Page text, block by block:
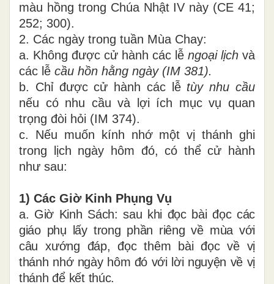
màu hồng trong Chúa Nhật IV này (CE 41;
252; 300).
2. Các ngày trong tuần Mùa Chay:
a. Không được cử hành các lễ ngoại lịch và
các lễ cầu hồn hằng ngày (IM 381).
b. Chỉ được cử hành các lễ tùy nhu cầu
nếu có nhu cầu và lợi ích mục vụ quan
trọng đòi hỏi (IM 374).
c. Nếu muốn kính nhớ một vị thánh ghi
trong lịch ngày hôm đó, có thể cử hành
như sau:
1) Các Giờ Kinh Phụng Vụ
a. Giờ Kinh Sách: sau khi đọc bài đọc các
giáo phụ lấy trong phần riêng về mùa với
câu xướng đáp, đọc thêm bài đọc về vị
thánh nhớ ngày hôm đó với lời nguyện về vị
thánh để kết thúc.